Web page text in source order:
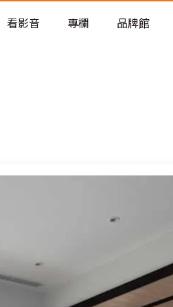
風險和翻新關鍵
與高 CP 值煥新術
看影音 專欄 品牌館